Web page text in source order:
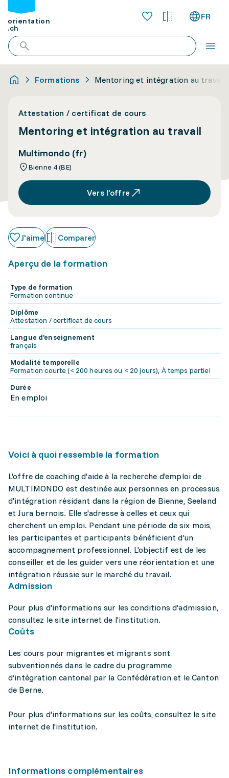
orientation
.ch
FR
Formations Mentoring et intégration au travail
Attestation / certificat de cours
Mentoring et intégration au travail
Multimondo (fr)
Bienne 4 (BE)
Vers l’offre
J'aime Comparer
Aperçu de la formation
Type de formation
Formation continue
Diplôme
Attestation / certificat de cours
Langue d'enseignement
français
Modalité temporelle
Formation courte (< 200 heures ou < 20 jours), À temps partiel
Durée
En emploi
Voici à quoi ressemble la formation
L'offre de coaching d'aide à la recherche d'emploi de
MULTIMONDO est destinée aux personnes en processus
d'intégration résidant dans la région de Bienne, Seeland
et Jura bernois. Elle s'adresse à celles et ceux qui
cherchent un emploi. Pendant une période de six mois,
les participantes et participants bénéficient d'un
accompagnement professionnel. L'objectif est de les
conseiller et de les guider vers une réorientation et une
intégration réussie sur le marché du travail.
Admission
Pour plus d'informations sur les conditions d'admission,
consultez le site internet de l'institution.
Coûts
Les cours pour migrantes et migrants sont
subventionnés dans le cadre du programme
d’intégration cantonal par la Confédération et le Canton
de Berne.
Pour plus d'informations sur les coûts, consultez le site
internet de l'institution.
Informations complémentaires